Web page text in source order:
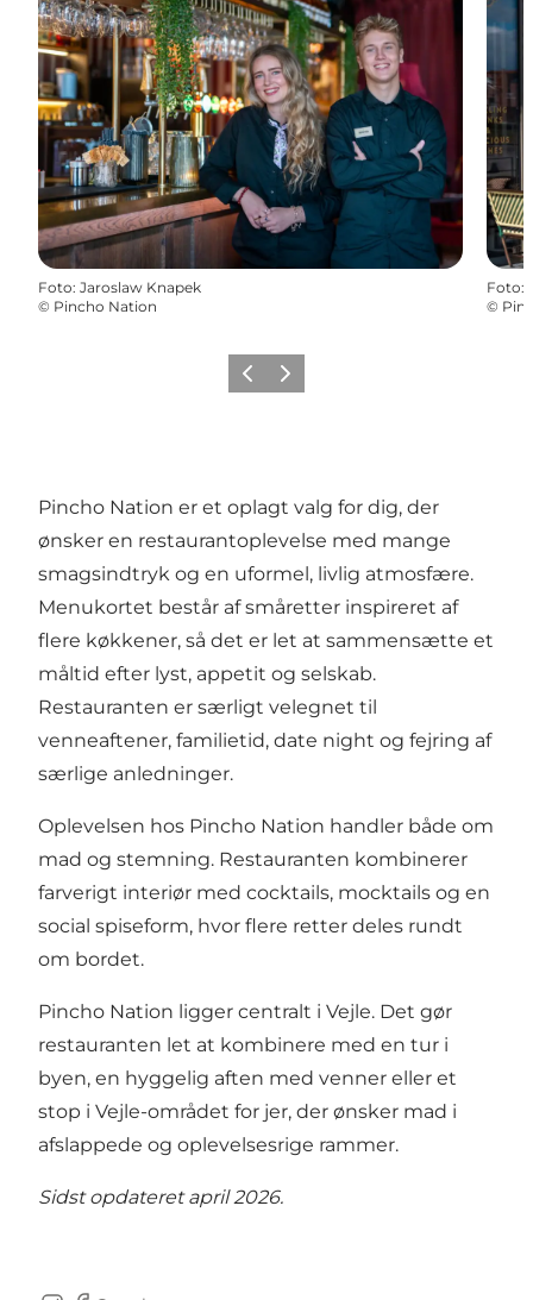
Foto: Jaroslaw Knapek
© Pincho Nation
Foto:
©
ForrigeNæste
Pincho Nation er et oplagt valg for dig, der
ønsker en restaurantoplevelse med mange
smagsindtryk og en uformel, livlig atmosfære.
Menukortet består af småretter inspireret af
flere køkkener, så det er let at sammensætte et
måltid efter lyst, appetit og selskab.
Restauranten er særligt velegnet til
venneaftener, familietid, date night og fejring af
særlige anledninger.
Oplevelsen hos Pincho Nation handler både om
mad og stemning. Restauranten kombinerer
farverigt interiør med cocktails, mocktails og en
social spiseform, hvor flere retter deles rundt
om bordet.
Pincho Nation ligger centralt i Vejle. Det gør
restauranten let at kombinere med en tur i
byen, en hyggelig aften med venner eller et
stop i Vejle-området for jer, der ønsker mad i
afslappede og oplevelsesrige rammer.
Sidst opdateret april 2026.